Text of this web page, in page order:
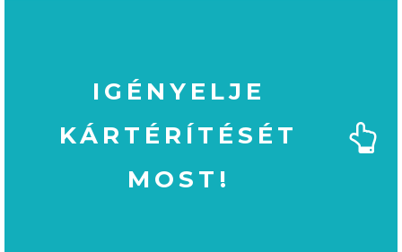
IGÉNYELJE
KÁRTÉRÍTÉSÉT
MOST!